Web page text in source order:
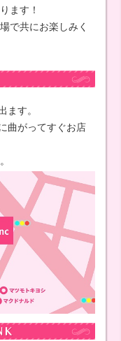
ます！
で共にお楽しみく
ます。
曲がってすぐお店